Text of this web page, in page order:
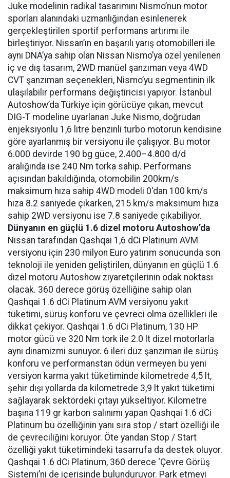
Juke modelinin radikal tasarımını Nismo’nun motor
sporları alanındaki uzmanlığından esinlenerek
gerçekleştirilen sportif performans artırımı ile
birleştiriyor. Nissan’ın en başarılı yarış otomobilleri ile
aynı DNA’ya sahip olan Nissan Nismo’ya özel yenilenen
iç ve dış tasarım, 2WD manüel şanzıman veya 4WD
CVT şanzıman seçenekleri, Nismo’yu segmentinin ilk
ulaşılabilir performans değiştiricisi yapıyor. İstanbul
Autoshow’da Türkiye için görücüye çıkan, mevcut
DIG-T modeline uyarlanan Juke Nismo, doğrudan
enjeksiyonlu 1,6 litre benzinli turbo motorun kendisine
göre ayarlanmış bir versiyonu ile çalışıyor. Bu motor
6.000 devirde 190 bg güce, 2.400–4.800 d/d
aralığında ise 240 Nm torka sahip. Performans
açısından bakıldığında, otomobilin 200km/s
maksimum hıza sahip 4WD modeli 0'dan 100 km/s
hıza 8.2 saniyede çıkarken, 215 km/s maksimum hıza
sahip 2WD versiyonu ise 7.8 saniyede çıkabiliyor.
Dünyanın en güçlü 1.6 dizel motoru Autoshow’da
Nissan tarafından Qashqai 1,6 dCi Platinum AVM
versiyonu için 230 milyon Euro yatırım sonucunda son
teknoloji ile yeniden geliştirilen, dünyanın en güçlü 1.6
dizel motoru Autoshow ziyaretçilerinin odak noktası
olacak. 360 derece görüş özelliğine sahip olan
Qashqai 1.6 dCi Platinum AVM versiyonu yakıt
tüketimi, sürüş konforu ve çevreci olma özellikleri ile
dikkat çekiyor. Qashqai 1.6 dCi Platinum, 130 HP
motor gücü ve 320 Nm tork ile 2.0 lt dizel motorlarla
aynı dinamizmi sunuyor. 6 ileri düz şanzıman ile sürüş
konforu ve performanstan ödün vermeyen bu yeni
versiyon karma yakıt tüketiminde kilometrede 4,5 lt,
şehir dışı yollarda da kilometrede 3,9 lt yakıt tüketimi
sağlayarak sektördeki çıtayı yükseltiyor. Kilometre
başına 119 gr karbon salınımı yapan Qashqai 1.6 dCi
Platinum bu özelliğinin yanı sıra stop / start özelliği ile
de çevreciliğini koruyor. Öte yandan Stop / Start
özelliği yakıt tüketimindeki tasarrufa da destek oluyor.
Qashqai 1.6 dCi Platinum, 360 derece ‘Çevre Görüş
Sistemi’ni de içerisinde bulunduruyor. Park etmeyi